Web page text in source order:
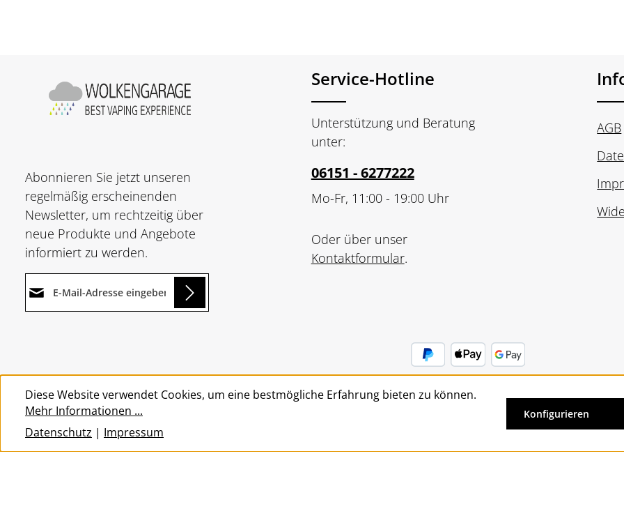
Abonnieren Sie jetzt unseren
regelmäßig erscheinenden
Newsletter, um rechtzeitig über
neue Produkte und Angebote
informiert zu werden.
zur Kenntnis genommen und
dieAGBgelesen und bin mit
ihnen einverstanden.
die oben abgebildeten Zeichen
ein*
Pflichtfelder.
Service-Hotline
Unterstützung und Beratung
unter:
06151 - 6277222
Mo-Fr, 11:00 - 19:00 Uhr
Oder über unser
Kontaktformular.
AGB
© 2026 Wolkengarage - with Alle Preise inkl. gesetzl. Mehrwertsteuer zzgl.Versandkosten
Diese Website verwendet Cookies, um eine bestmögliche Erfahrung bieten zu können.
Mehr Informationen ...
Datenschutz | Impressum
Konfigurieren